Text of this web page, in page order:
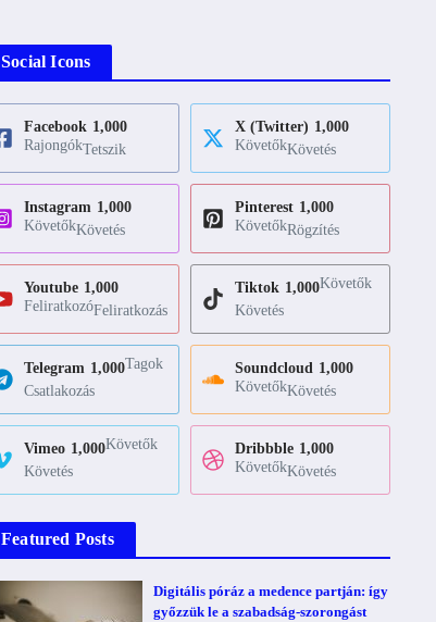
Social Icons
Facebook 1,000
RajongókTetszik
X (Twitter) 1,000
KövetőkKövetés
Instagram 1,000
KövetőkKövetés
Pinterest 1,000
KövetőkRögzítés
Youtube 1,000
FeliratkozóFeliratkozás
Tiktok 1,000Követők
Követés
Telegram 1,000Tagok
Csatlakozás
Soundcloud 1,000
KövetőkKövetés
Vimeo 1,000Követők
Követés
Dribbble 1,000
KövetőkKövetés
Featured Posts
Digitális póráz a medence partján: így
győzzük le a szabadság-szorongást